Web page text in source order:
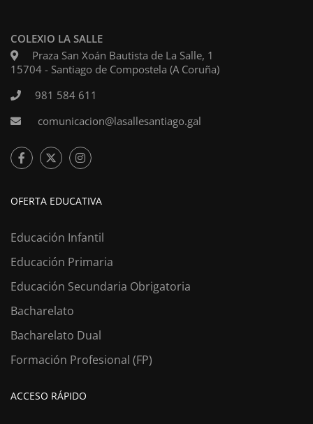
COLEXIO LA SALLE
Praza San Xoán Bautista de La Salle, 1
15704 - Santiago de Compostela (A Coruña)
981 584 611
comunicacion@lasallesantiago.gal
OFERTA EDUCATIVA
Educación Infantil
Educación Primaria
Educación Secundaria Obrigatoria
Bacharelato
Bacharelato Dual
Formación Profesional (FP)
ACCESO RÁPIDO